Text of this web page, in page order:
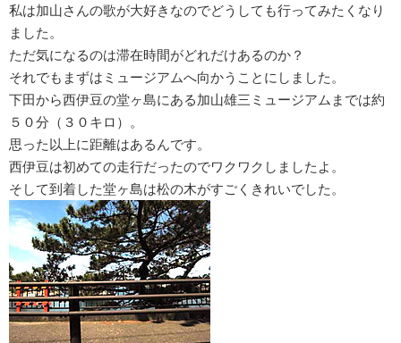
私は加山さんの歌が大好きなのでどうしても行ってみたくなり
ました。
ただ気になるのは滞在時間がどれだけあるのか？
それでもまずはミュージアムへ向かうことにしました。
下田から西伊豆の堂ヶ島にある加山雄三ミュージアムまでは約
５０分（３０キロ）。
思った以上に距離はあるんです。
西伊豆は初めての走行だったのでワクワクしましたよ。
そして到着した堂ヶ島は松の木がすごくきれいでした。